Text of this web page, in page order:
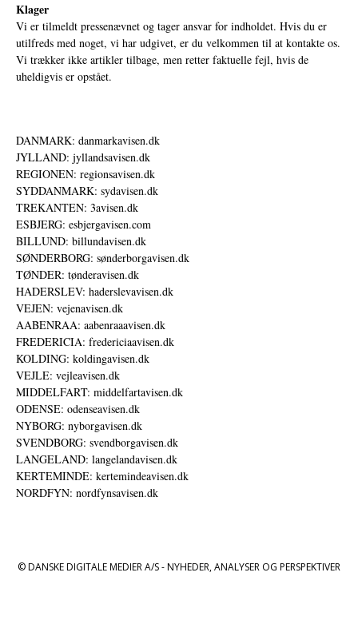
Klager
Vi er tilmeldt pressenævnet og tager ansvar for indholdet. Hvis du er
utilfreds med noget, vi har udgivet, er du velkommen til at kontakte os.
Vi trækker ikke artikler tilbage, men retter faktuelle fejl, hvis de
uheldigvis er opstået.
DANMARK: danmarkavisen.dk
JYLLAND: jyllandsavisen.dk
REGIONEN: regionsavisen.dk
SYDDANMARK: sydavisen.dk
TREKANTEN: 3avisen.dk
ESBJERG: esbjergavisen.com
BILLUND: billundavisen.dk
SØNDERBORG: sønderborgavisen.dk
TØNDER: tønderavisen.dk
HADERSLEV: haderslevavisen.dk
VEJEN: vejenavisen.dk
AABENRAA: aabenraaavisen.dk
FREDERICIA: fredericiaavisen.dk
KOLDING: koldingavisen.dk
VEJLE: vejleavisen.dk
MIDDELFART: middelfartavisen.dk
ODENSE: odenseavisen.dk
NYBORG: nyborgavisen.dk
SVENDBORG: svendborgavisen.dk
LANGELAND: langelandavisen.dk
KERTEMINDE: kertemindeavisen.dk
NORDFYN: nordfynsavisen.dk
© DANSKE DIGITALE MEDIER A/S - NYHEDER, ANALYSER OG PERSPEKTIVER